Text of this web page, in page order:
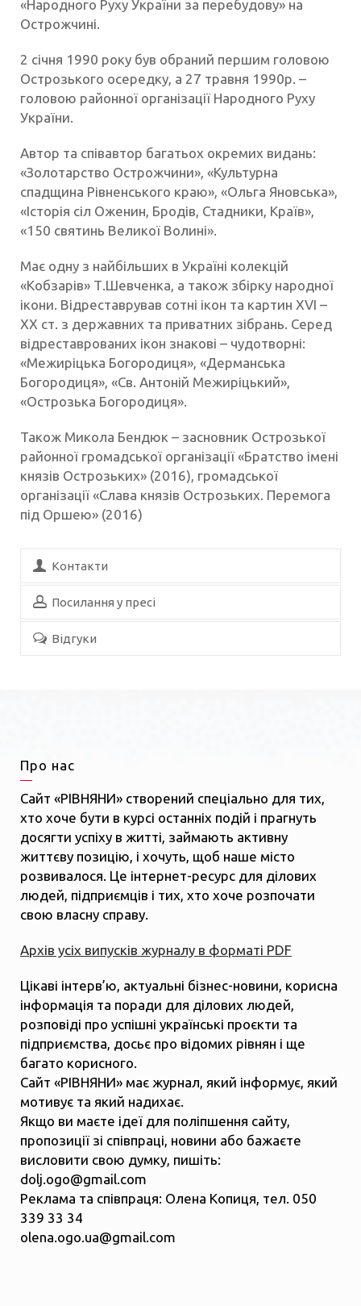
«Народного Руху України за перебудову» на
Острожчині.
2 січня 1990 року був обраний першим головою
Острозького осередку, а 27 травня 1990р. –
головою районної організації Народного Руху
України.
Автор та співавтор багатьох окремих видань:
«Золотарство Острожчини», «Культурна
спадщина Рівненського краю», «Ольга Яновська»,
«Історія сіл Оженин, Бродів, Стадники, Країв»,
«150 святинь Великої Волині».
Має одну з найбільших в Україні колекцій
«Кобзарів» Т.Шевченка, а також збірку народної
ікони. Відреставрував сотні ікон та картин XVI –
XX ст. з державних та приватних зібрань. Серед
відреставрованих ікон знакові – чудотворні:
«Межиріцька Богородиця», «Дерманська
Богородиця», «Св. Антоній Межиріцький»,
«Острозька Богородиця».
Також Микола Бендюк – засновник Острозької
районної громадської організації «Братство імені
князів Острозьких» (2016), громадської
організації «Слава князів Острозьких. Перемога
під Оршею» (2016)
Контакти
Посилання у пресі
Відгуки
Про нас
Сайт «РІВНЯНИ» створений спеціально для тих,
хто хоче бути в курсі останніх подій і прагнуть
досягти успіху в житті, займають активну
життєву позицію, і хочуть, щоб наше місто
розвивалося. Це інтернет-ресурс для ділових
людей, підприємців і тих, хто хоче розпочати
свою власну справу.
Архів усіх випусків журналу в форматі PDF
Цікаві інтерв’ю, актуальні бізнес-новини, корисна
інформація та поради для ділових людей,
розповіді про успішні українські проєкти та
підприємства, досьє про відомих рівнян і ще
багато корисного.
Сайт «РІВНЯНИ» має журнал, який інформує, який
мотивує та який надихає.
Якщо ви маєте ідеї для поліпшення сайту,
пропозиції зі співпраці, новини або бажаєте
висловити свою думку, пишіть:
dolj.ogo@gmail.com
Реклама та співпраця: Олена Копиця, тел. 050
339 33 34
olena.ogo.ua@gmail.com